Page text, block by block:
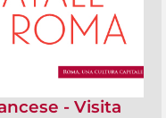
- Visita